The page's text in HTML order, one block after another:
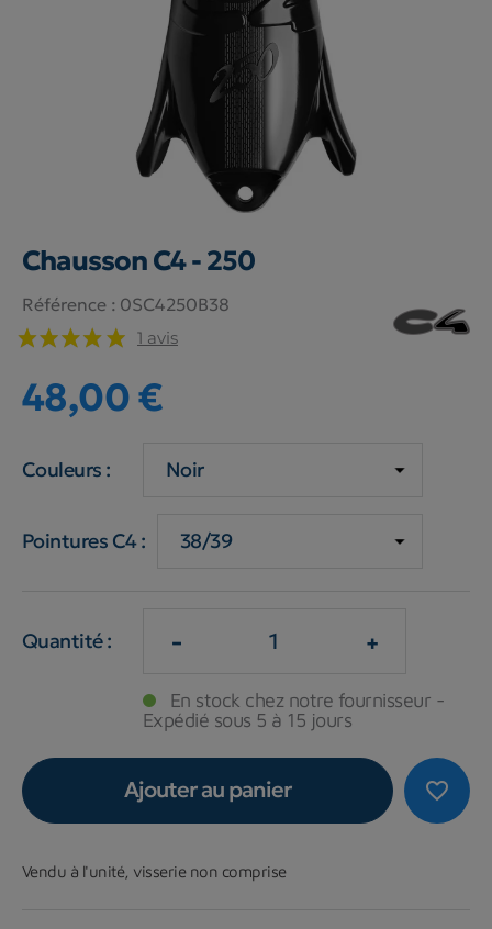
Chausson C4 - 250
Référence : 0SC4250B38
1 avis
48,00 €
Couleurs :
Pointures C4 :
Quantité : - +
En stock chez notre fournisseur -
Expédié sous 5 à 15 jours
favorite_border
Ajouter au panier
Vendu à l'unité, visserie non comprise